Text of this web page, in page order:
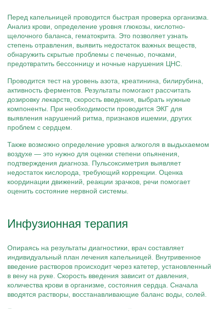
Перед капельницей проводится быстрая проверка организма.
Анализ крови, определение уровня глюкозы, кислотно-
щелочного баланса, гематокрита. Это позволяет узнать
степень отравления, выявить недостаток важных веществ,
обнаружить скрытые проблемы с печенью, почками,
предотвратить бессонницу и ночные нарушения ЦНС.
Проводится тест на уровень азота, креатинина, билирубина,
активность ферментов. Результаты помогают рассчитать
дозировку лекарств, скорость введения, выбрать нужные
компоненты. При необходимости проводится ЭКГ для
выявления нарушений ритма, признаков ишемии, других
проблем с сердцем.
Также возможно определение уровня алкоголя в выдыхаемом
воздухе — это нужно для оценки степени опьянения,
подтверждения диагноза. Пульсоксиметрия выявляет
недостаток кислорода, требующий коррекции. Оценка
координации движений, реакции зрачков, речи помогает
оценить состояние нервной системы.
Инфузионная терапия
Опираясь на результаты диагностики, врач составляет
индивидуальный план лечения капельницей. Внутривенное
введение растворов происходит через катетер, установленный
в вену на руке. Скорость введения зависит от давления,
количества крови в организме, состояния сердца. Сначала
вводятся растворы, восстанавливающие баланс воды, солей.